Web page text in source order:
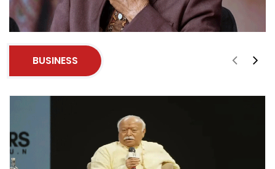
BUSINESS